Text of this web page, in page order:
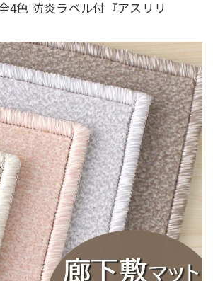
4色 防炎ラベル付『アスリリ